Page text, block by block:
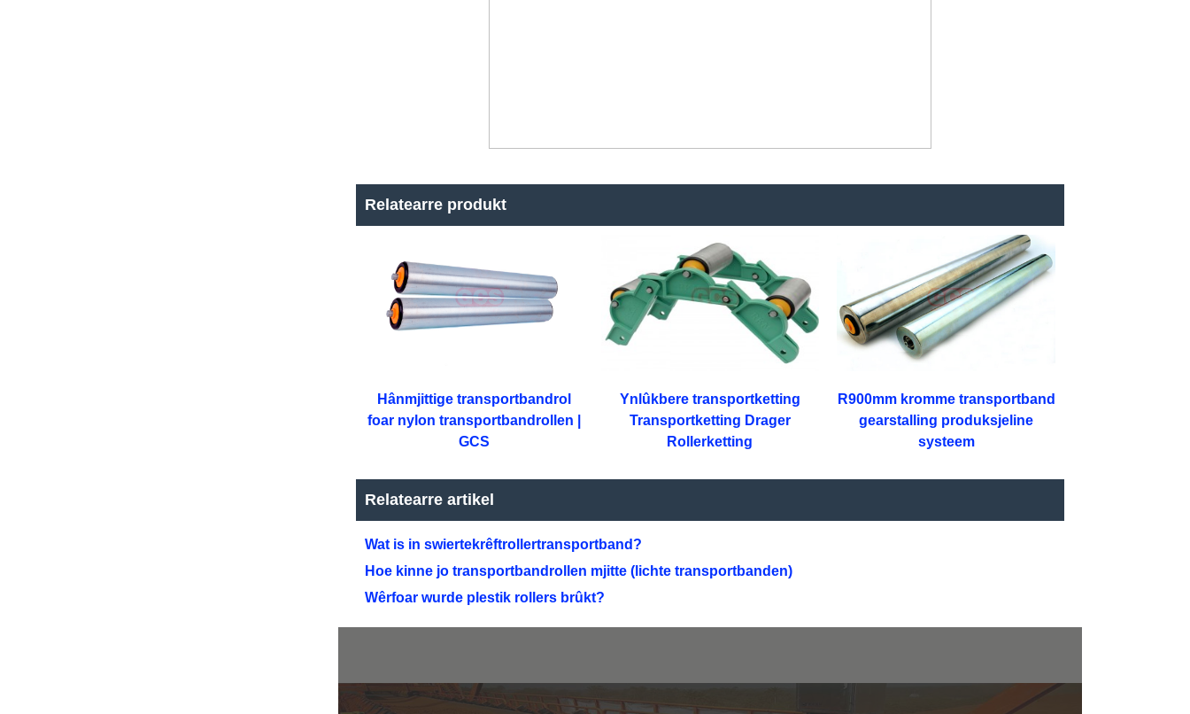
Relatearre produkt
Hânmjittige transportbandrol
foar nylon transportbandrollen |
GCS
Ynlûkbere transportketting
Transportketting Drager
Rollerketting
R900mm kromme transportband
gearstalling produksjeline
systeem
Relatearre artikel
Wat is in swiertekrêftrollertransportband?
Hoe kinne jo transportbandrollen mjitte (lichte transportbanden)
Wêrfoar wurde plestik rollers brûkt?